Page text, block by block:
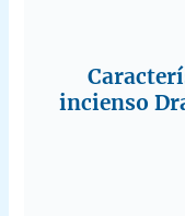
incienso